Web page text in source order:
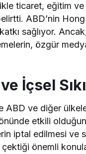
ticaret, eğitim ve
ABD’nin
sağlıyor.
özgür
İçsel
ABD ve diğer
etkili
iptal edilmesi ve
çektiği önemli